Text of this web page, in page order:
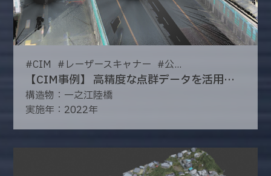
#CIM # レーザースキャナー #公...
【CIM事例】 高精度な点群データを活用した測量・平面図作成
構造物：一之江陸橋
実施年：2022年